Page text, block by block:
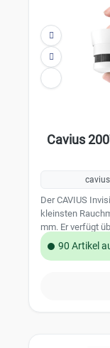
40 x 40 x 45 mm
Montagesockel,
und
Cavius
Der CAVIUS
kleinsten
mm. Er verfügt
die bis zu 10
Die Installation
90 Artikel